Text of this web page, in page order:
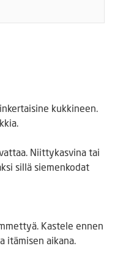
kukkineen.
Niittykasvina tai
sillä siemenkodat
Kastele ennen
itämisen aikana.